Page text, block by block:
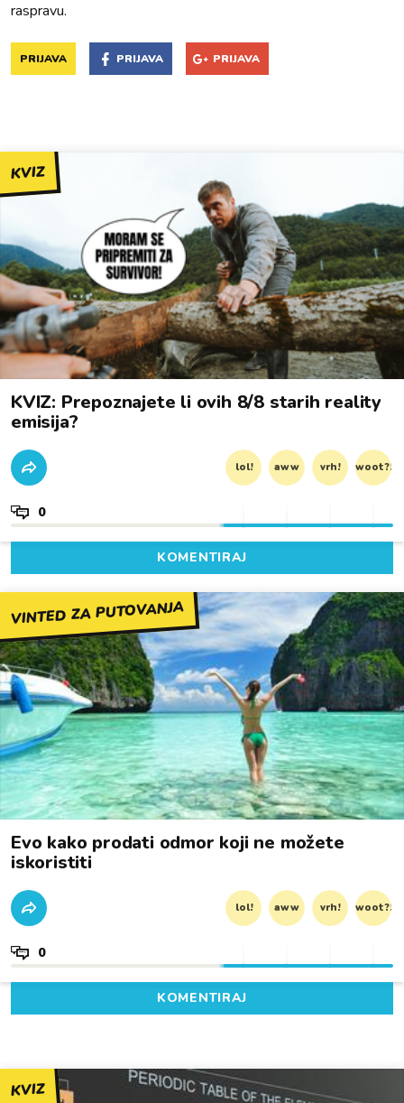
raspravu.
PRIJAVA PRIJAVA PRIJAVA
KVIZ
KVIZ: Prepoznajete li ovih 8/8 starih reality
emisija?
lol! aww vrh! woot?!
0
KOMENTIRAJ
VINTED ZA PUTOVANJA
Evo kako prodati odmor koji ne možete
iskoristiti
lol! aww vrh! woot?!
0
KOMENTIRAJ
KVIZ